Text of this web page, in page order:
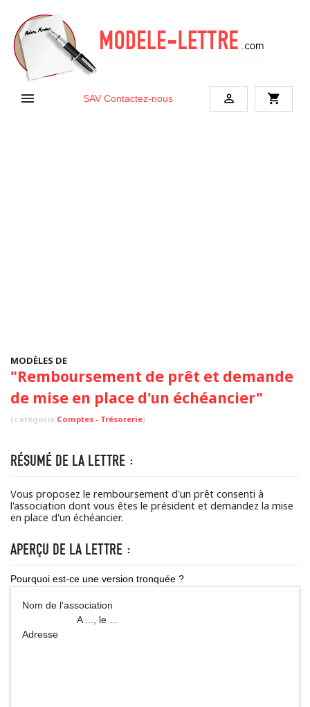
 SAV Contactez-nous  shopping_cart
MODÈLES DE
"Remboursement de prêt et demande
de mise en place d'un échéancier"
(categorie Comptes - Trésorerie)
RÉSUMÉ DE LA LETTRE :
Vous proposez le remboursement d'un prêt consenti à
l'association dont vous êtes le président et demandez la mise
en place d'un échéancier.
APERÇU DE LA LETTRE :
Pourquoi est-ce une version tronquée ?
Nom de l'association
A ..., le ...
Adresse